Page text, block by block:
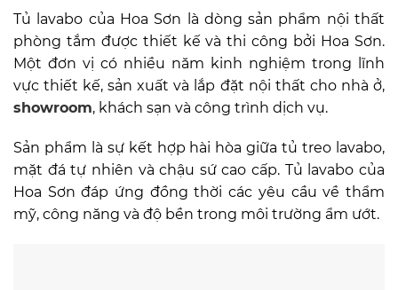
Tủ lavabo của Hoa Sơn là dòng sản phẩm nội thất
phòng tắm được thiết kế và thi công bởi Hoa Sơn.
Một đơn vị có nhiều năm kinh nghiệm trong lĩnh
vực thiết kế, sản xuất và lắp đặt nội thất cho nhà ở,
showroom, khách sạn và công trình dịch vụ.
Sản phẩm là sự kết hợp hài hòa giữa tủ treo lavabo,
mặt đá tự nhiên và chậu sứ cao cấp. Tủ lavabo của
Hoa Sơn đáp ứng đồng thời các yêu cầu về thẩm
mỹ, công năng và độ bền trong môi trường ẩm ướt.